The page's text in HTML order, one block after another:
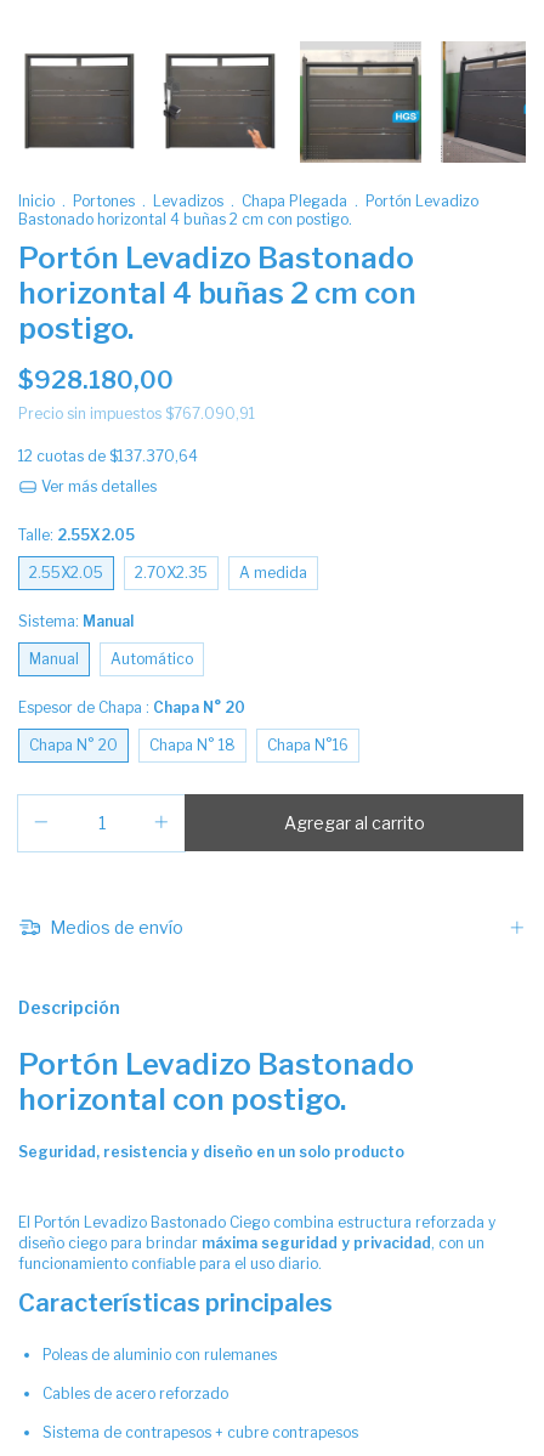
Inicio . Portones . Levadizos . Chapa Plegada . Portón Levadizo
Bastonado horizontal 4 buñas 2 cm con postigo.
Portón Levadizo Bastonado
horizontal 4 buñas 2 cm con
postigo.
$928.180,00
Precio sin impuestos $767.090,91
12 cuotas de $137.370,64
Ver más detalles
Talle: 2.55X2.05
2.55X2.05 2.70X2.35 A medida
Sistema: Manual
Manual Automático
Espesor de Chapa : Chapa N° 20
Chapa N° 20 Chapa N° 18 Chapa N°16
Medios de envío
Descripción
Portón Levadizo Bastonado
horizontal con postigo.
Seguridad, resistencia y diseño en un solo producto
El Portón Levadizo Bastonado Ciego combina estructura reforzada y
diseño ciego para brindar máxima seguridad y privacidad , con un
funcionamiento confiable para el uso diario.
Características principales
Poleas de aluminio con rulemanes
Cables de acero reforzado
Sistema de contrapesos + cubre contrapesos